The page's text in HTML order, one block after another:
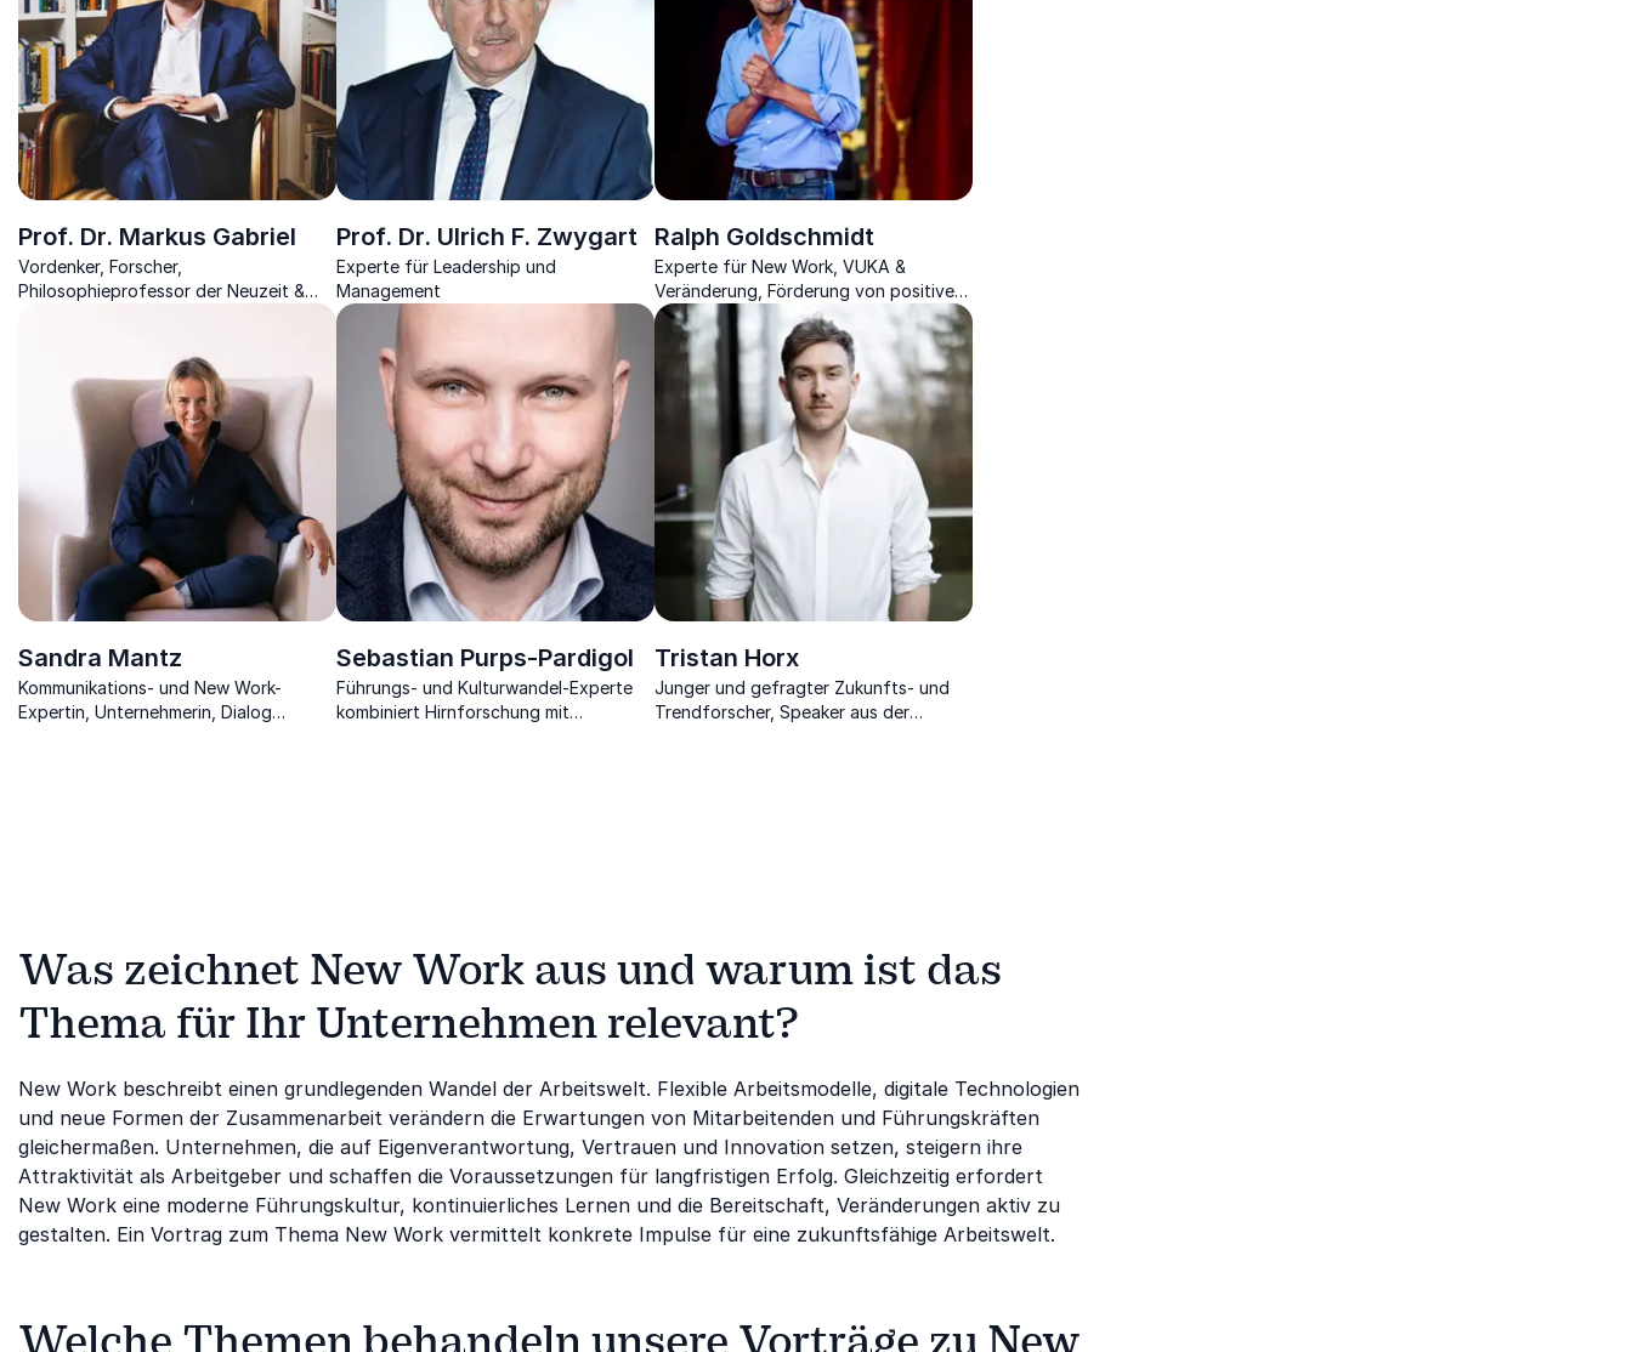
Prof. Dr. Markus Gabriel
Vordenker, Forscher,
Philosophieprofessor der Neuzeit &
Prof. Dr. Ulrich F. Zwygart
Experte für Leadership und
Management
Ralph Goldschmidt
Experte für New Work, VUKA &
Veränderung, Förderung von positiver
Arbeitswelt & Zukunftsfähigkeit von
Unternehmen
Sandra Mantz
Kommunikations- und New Work-
Expertin, Unternehmerin, Dialog
Sebastian Purps-Pardigol
Führungs- und Kulturwandel-Experte
kombiniert Hirnforschung mit
Tristan Horx
Junger und gefragter Zukunfts- und
Trendforscher, Speaker aus der
Was zeichnet New Work aus und warum ist das
Thema für Ihr Unternehmen relevant?
New Work beschreibt einen grundlegenden Wandel der Arbeitswelt. Flexible Arbeitsmodelle, digitale Technologien
und neue Formen der Zusammenarbeit verändern die Erwartungen von Mitarbeitenden und Führungskräften
gleichermaßen. Unternehmen, die auf Eigenverantwortung, Vertrauen und Innovation setzen, steigern ihre
Attraktivität als Arbeitgeber und schaffen die Voraussetzungen für langfristigen Erfolg. Gleichzeitig erfordert
New Work eine moderne Führungskultur, kontinuierliches Lernen und die Bereitschaft, Veränderungen aktiv zu
gestalten. Ein Vortrag zum Thema New Work vermittelt konkrete Impulse für eine zukunftsfähige Arbeitswelt.